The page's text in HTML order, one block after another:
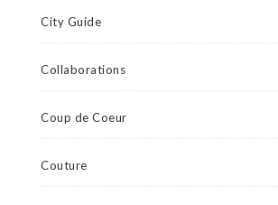
City Guide
Collaborations
Coup de Coeur
Couture